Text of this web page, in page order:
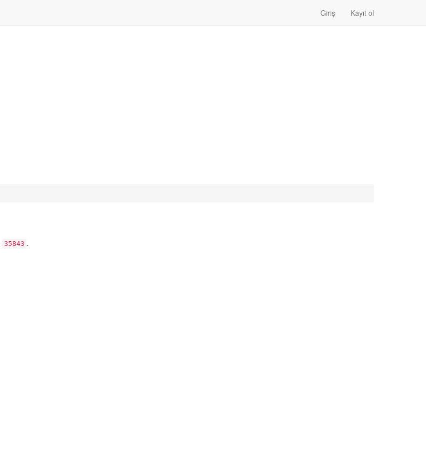
Giriş Kayıt ol
35843 .